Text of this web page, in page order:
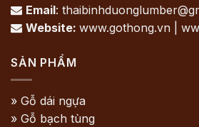
 Email:
 Website: www.gothong.vn |
SẢN PHẨM
» Gỗ dái ngựa
» Gỗ bạch tùng